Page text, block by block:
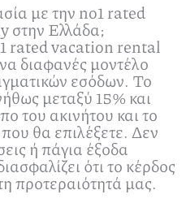
με την no1 rated
στην Ελλάδα;
rated vacation rental
διαφανές μοντέλο
εσόδων. Το
μεταξύ 15% και
του ακινήτου και το
θα επιλέξετε. Δεν
ή πάγια έξοδα
ότι το κέρδος
προτεραιότητά μας.